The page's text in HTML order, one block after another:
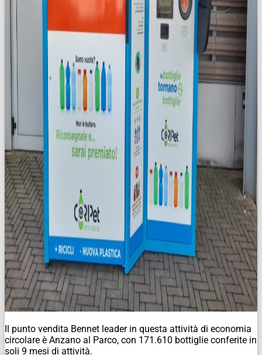
Il punto vendita Bennet leader in questa attività di economia
circolare è Anzano al Parco, con 171.610 bottiglie conferite in
soli 9 mesi di attività.